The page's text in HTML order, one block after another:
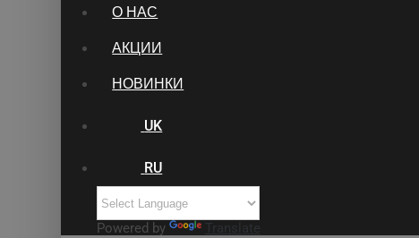
О НАС
АКЦИИ
НОВИНКИ
UK
RU
Powered by Translate